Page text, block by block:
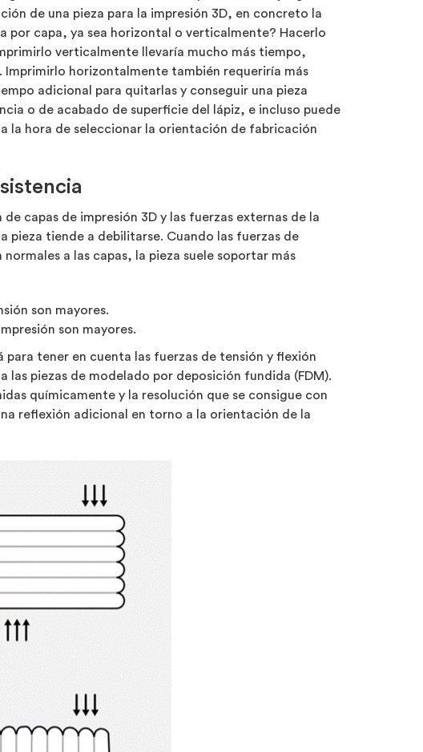
de una pieza para la impresión 3D, en concreto la
por capa, ya sea horizontal o verticalmente? Hacerlo
verticalmente llevaría mucho más tiempo,
Imprimirlo horizontalmente también requeriría más
adicional para quitarlas y conseguir una pieza
o de acabado de superficie del lápiz, e incluso puede
la hora de seleccionar la orientación de fabricación
capas de impresión 3D y las fuerzas externas de la
pieza tiende a debilitarse. Cuando las fuerzas de
a las capas, la pieza suele soportar más
son mayores.
son mayores.
tener en cuenta las fuerzas de tensión y flexión
las piezas de modelado por deposición fundida (FDM).
químicamente y la resolución que se consigue con
reflexión adicional en torno a la orientación de la